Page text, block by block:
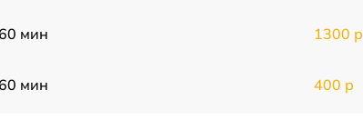
мин 1300 р
мин 400 р